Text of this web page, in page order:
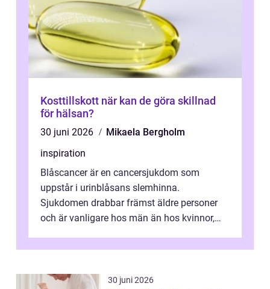
Kosttillskott när kan de göra skillnad
för hälsan?
30 juni 2026
Mikaela Bergholm
inspiration
Blåscancer är en cancersjukdom som
uppstår i urinblåsans slemhinna.
Sjukdomen drabbar främst äldre personer
och är vanligare hos män än hos kvinnor,
förändringarna u...
30 juni 2026